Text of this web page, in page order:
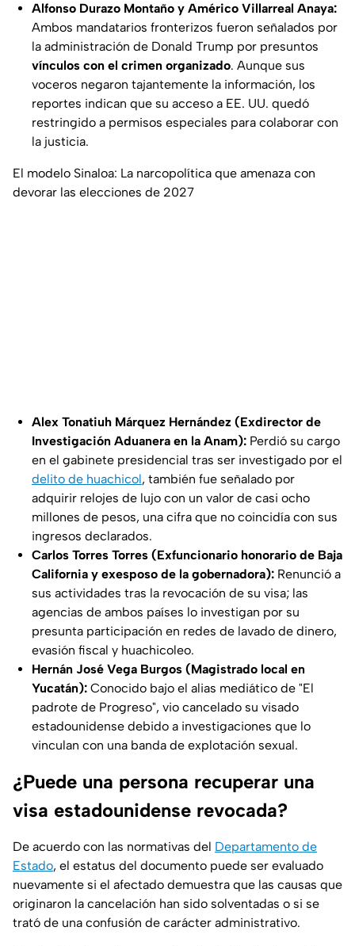
Alfonso Durazo Montaño y Américo Villarreal Anaya:
Ambos mandatarios fronterizos fueron señalados por
la administración de Donald Trump por presuntos
vínculos con el crimen organizado. Aunque sus
voceros negaron tajantemente la información, los
reportes indican que su acceso a EE. UU. quedó
restringido a permisos especiales para colaborar con
la justicia.
El modelo Sinaloa: La narcopolítica que amenaza con
devorar las elecciones de 2027
Alex Tonatiuh Márquez Hernández (Exdirector de
Investigación Aduanera en la Anam): Perdió su cargo
en el gabinete presidencial tras ser investigado por el
delito de huachicol, también fue señalado por
adquirir relojes de lujo con un valor de casi ocho
millones de pesos, una cifra que no coincidía con sus
ingresos declarados.
Carlos Torres Torres (Exfuncionario honorario de Baja
California y exesposo de la gobernadora): Renunció a
sus actividades tras la revocación de su visa; las
agencias de ambos países lo investigan por su
presunta participación en redes de lavado de dinero,
evasión fiscal y huachicoleo.
Hernán José Vega Burgos (Magistrado local en
Yucatán): Conocido bajo el alias mediático de "El
padrote de Progreso", vio cancelado su visado
estadounidense debido a investigaciones que lo
vinculan con una banda de explotación sexual.
¿Puede una persona recuperar una
visa estadounidense revocada?
De acuerdo con las normativas del Departamento de
Estado, el estatus del documento puede ser evaluado
nuevamente si el afectado demuestra que las causas que
originaron la cancelación han sido solventadas o si se
trató de una confusión de carácter administrativo.